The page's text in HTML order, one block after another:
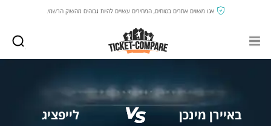
אנו משווים אתרים בטוחים, המחירים עשויים להיות גבוהים מהשוק הרשמי.
באיירן מינכן לייפציג